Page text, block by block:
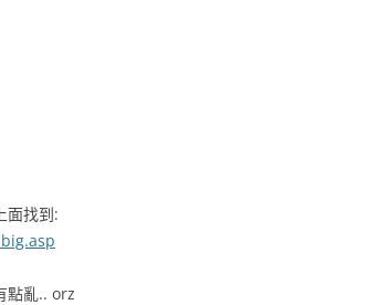
面找到:
點亂.. orz